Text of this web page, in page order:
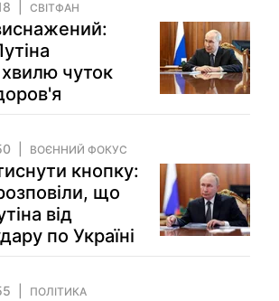
СВІТФАН
чуток
ВОЄННИЙ ФОКУС
кнопку:
що
від
по Україні
ПОЛІТИКА